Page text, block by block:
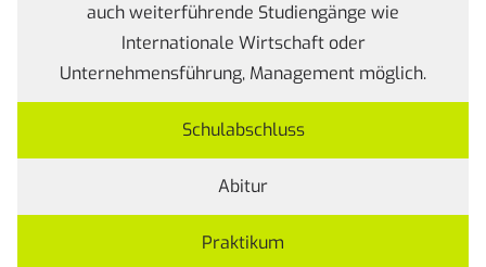
auch weiterführende Studiengänge wie
Internationale Wirtschaft oder
Unternehmensführung, Management möglich.
Schulabschluss
Abitur
Praktikum